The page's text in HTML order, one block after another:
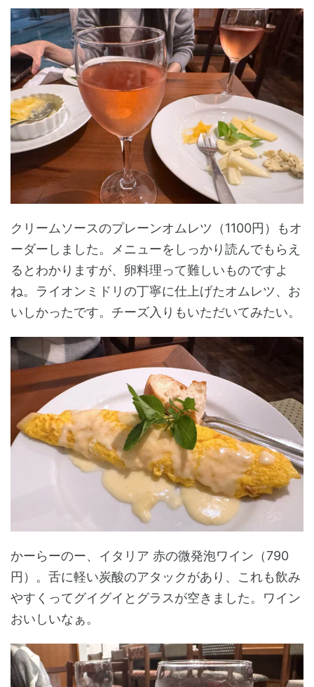
クリームソースのプレーンオムレツ（1100円）もオ
ーダーしました。メニューをしっかり読んでもらえ
るとわかりますが、卵料理って難しいものですよ
ね。ライオンミドリの丁寧に仕上げたオムレツ、お
いしかったです。チーズ入りもいただいてみたい。
かーらーのー、イタリア 赤の微発泡ワイン（790
円）。舌に軽い炭酸のアタックがあり、これも飲み
やすくってグイグイとグラスが空きました。ワイン
おいしいなぁ。